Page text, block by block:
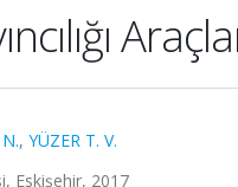
, YÜZER T. V.
Eskişehir, 2017